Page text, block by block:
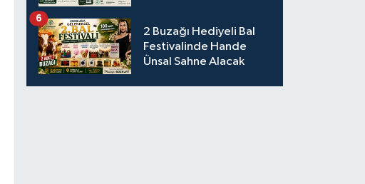
2 Buzağı Hediyeli Bal
Festivalinde Hande
Ünsal Sahne Alacak
6